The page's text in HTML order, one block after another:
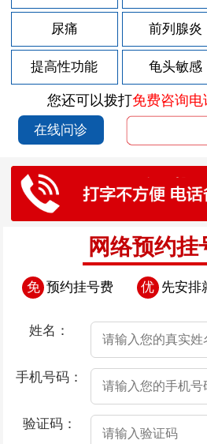
尿痛 前列腺炎
提高性功能 龟头敏感
您还可以拨打免费咨询电
在线问诊
网络预约挂
免 预约挂号费 优 先安排
姓名：
手机号码：
验证码：